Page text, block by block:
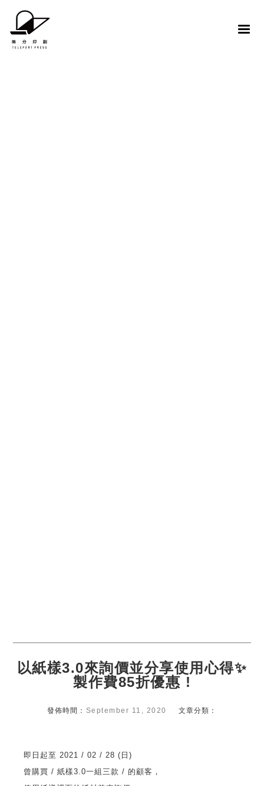
以紙樣3.0來詢價並分享使用心得✨
製作費85折優惠 !
發佈時間： September 11, 2020 文章分類：
​​即日起至 2021 / 02 / 28 (日)
曾購買 / 紙樣3.0一組三款 / 的顧客，